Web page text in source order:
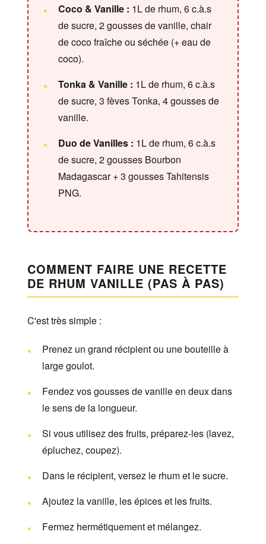
Coco & Vanille : 1L de rhum, 6 c.à.s
de sucre, 2 gousses de vanille, chair
de coco fraîche ou séchée (+ eau de
coco).
Tonka & Vanille : 1L de rhum, 6 c.à.s
de sucre, 3 fèves Tonka, 4 gousses de
vanille.
Duo de Vanilles : 1L de rhum, 6 c.à.s
de sucre, 2 gousses Bourbon
Madagascar + 3 gousses Tahitensis
PNG.
COMMENT FAIRE UNE RECETTE
DE RHUM VANILLE (PAS À PAS)
C'est très simple :
Prenez un grand récipient ou une bouteille à
large goulot.
Fendez vos gousses de vanille en deux dans
le sens de la longueur.
Si vous utilisez des fruits, préparez-les (lavez,
épluchez, coupez).
Dans le récipient, versez le rhum et le sucre.
Ajoutez la vanille, les épices et les fruits.
Fermez hermétiquement et mélangez.